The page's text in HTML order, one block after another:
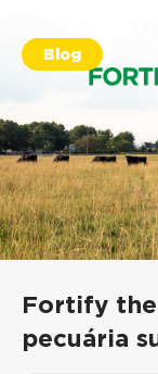
Blog
Fortify
pecuária